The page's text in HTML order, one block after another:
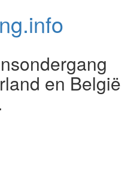
info
en België